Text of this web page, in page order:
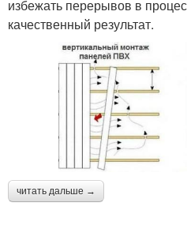
избежать перерывов в
качественный результат.
читать дальше →